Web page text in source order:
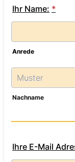
Ihr Name: *
Anrede
Nachname
Ihre E-Mail